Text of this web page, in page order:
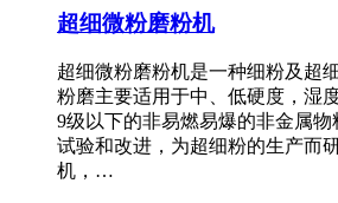
超细微粉磨粉机
超细微粉磨粉机是一种细粉及超
粉磨主要适用于中、低硬度，湿
9级以下的非易燃易爆的非金属
试验和改进，为超细粉的生产而
机，…